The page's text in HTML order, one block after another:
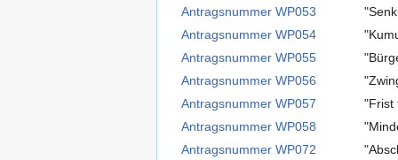
Antragsnummer WP053
Antragsnummer WP054
Antragsnummer WP055
Antragsnummer WP056
Antragsnummer WP057
"Frist
Antragsnummer WP058
Antragsnummer WP072